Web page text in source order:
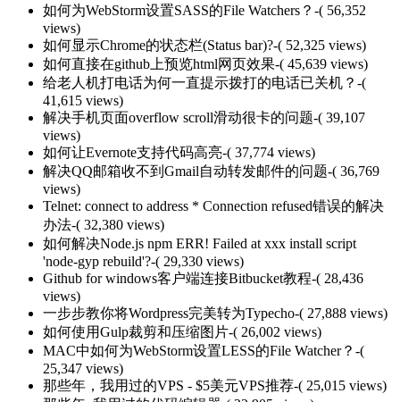
如何为WebStorm设置SASS的File Watchers？ -( 56,352
views)
如何显示Chrome的状态栏(Status bar)?-( 52,325 views)
如何直接在github上预览html网页效果-( 45,639 views)
给老人机打电话为何一直提示拨打的电话已关机？ -(
41,615 views)
解决手机页面overflow scroll滑动很卡的问题-( 39,107
views)
如何让Evernote支持代码高亮-( 37,774 views)
解决QQ邮箱收不到Gmail自动转发邮件的问题-( 36,769
views)
Telnet: connect to address * Connection refused错误的解决
办法-( 32,380 views)
如何解决Node.js npm ERR! Failed at xxx install script
'node-gyp rebuild'?-( 29,330 views)
Github for windows客户端连接Bitbucket教程-( 28,436
views)
一步步教你将Wordpress完美转为Typecho-( 27,888 views)
如何使用Gulp裁剪和压缩图片-( 26,002 views)
MAC中如何为WebStorm设置LESS的File Watcher？ -(
25,347 views)
那些年，我用过的VPS - $5美元VPS推荐-( 25,015 views)